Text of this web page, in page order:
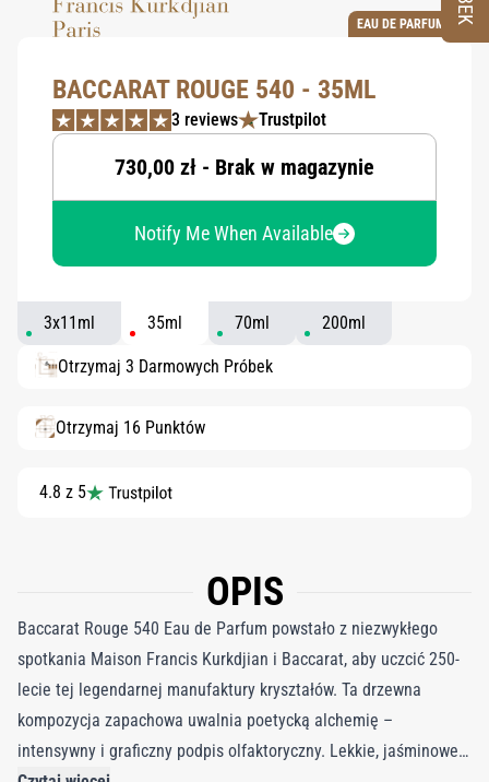
EAU DE PARFUM
BACCARAT ROUGE 540 - 35ML
3 reviews Trustpilot
730,00 zł - Brak w magazynie
Notify Me When Available
3x11ml 35ml 70ml 200ml
Otrzymaj 3 Darmowych Próbek
Otrzymaj 16 Punktów
4.8 z 5
OPIS
Baccarat Rouge 540 Eau de Parfum powstało z niezwykłego
spotkania Maison Francis Kurkdjian i Baccarat, aby uczcić 250-
lecie tej legendarnej manufaktury kryształów. Ta drzewna
kompozycja zapachowa uwalnia poetycką alchemię –
intensywny i graficzny podpis olfaktoryczny. Lekkie, jaśminowe